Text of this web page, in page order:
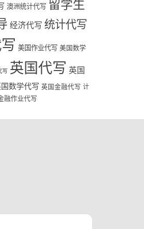
澳洲统计代写 留学生
经济代写 统计代写
美国作业代写 美国数学
写 英国代写 英国
数学代写 英国金融代写 计
融作业代写